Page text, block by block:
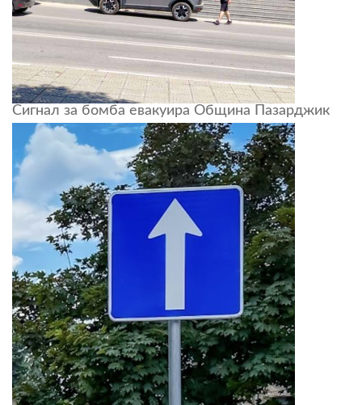
Сигнал за бомба евакуира Община Пазарджик